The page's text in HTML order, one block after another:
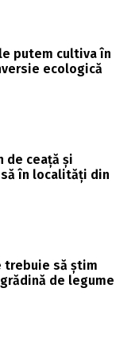
putem cultiva în
ecologică
de ceaţă şi
în localităţi din
trebuie să știm
de legume